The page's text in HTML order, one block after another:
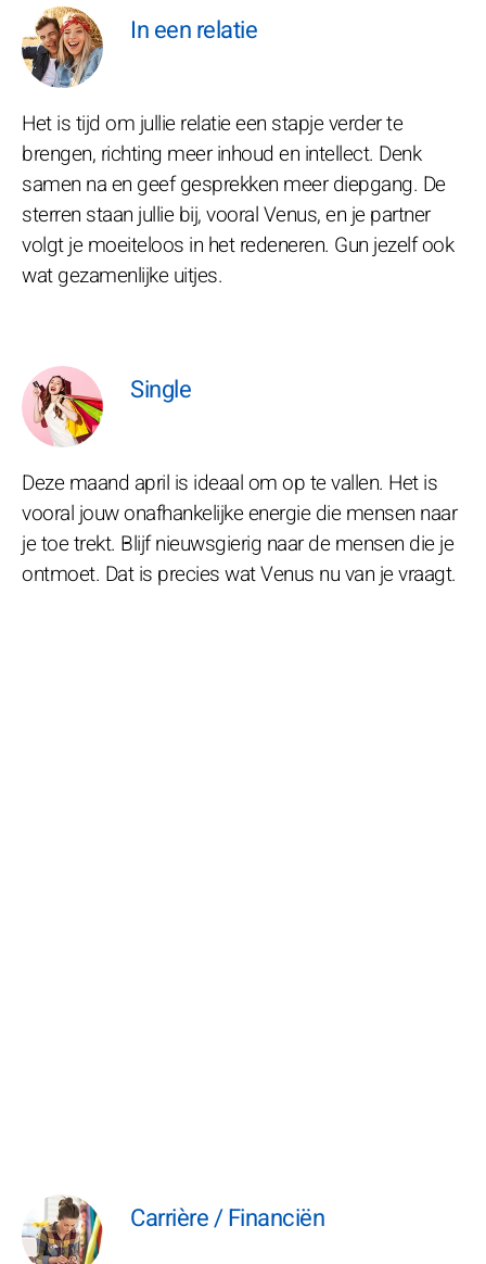
In een relatie
Het is tijd om jullie relatie een stapje verder te
brengen, richting meer inhoud en intellect. Denk
samen na en geef gesprekken meer diepgang. De
sterren staan jullie bij, vooral Venus, en je partner
volgt je moeiteloos in het redeneren. Gun jezelf ook
wat gezamenlijke uitjes.
Single
Deze maand april is ideaal om op te vallen. Het is
vooral jouw onafhankelijke energie die mensen naar
je toe trekt. Blijf nieuwsgierig naar de mensen die je
ontmoet. Dat is precies wat Venus nu van je vraagt.
Carrière / Financiën